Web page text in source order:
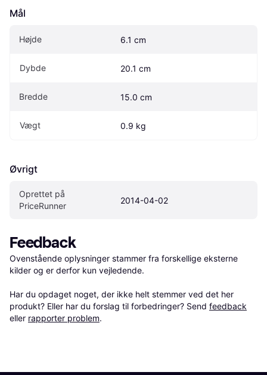
Mål
Højde 6.1 cm
Dybde 20.1 cm
Bredde 15.0 cm
Vægt 0.9 kg
Øvrigt
Oprettet på
PriceRunner
2014-04-02
Feedback
Ovenstående oplysninger stammer fra forskellige eksterne
kilder og er derfor kun vejledende.
Har du opdaget noget, der ikke helt stemmer ved det her
produkt? Eller har du forslag til forbedringer? Send feedback
eller rapporter problem.